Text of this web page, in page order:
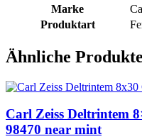
Marke
Produktart
Ähnliche Produkte
Carl Zeiss Deltrintem
98470 near mint